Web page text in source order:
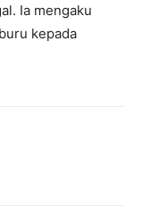
Ia mengaku
kepada